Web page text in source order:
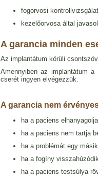
fogorvosi
kezelőorvosa által
A garancia minden
Az implantátum körüli
Amennyiben az implantátum
cserét ingyen elvégezzük.
A garancia nem
ha a paciens
ha a paciens nem tartja
ha a problémát egy
ha a fogíny
ha a paciens testsúlya